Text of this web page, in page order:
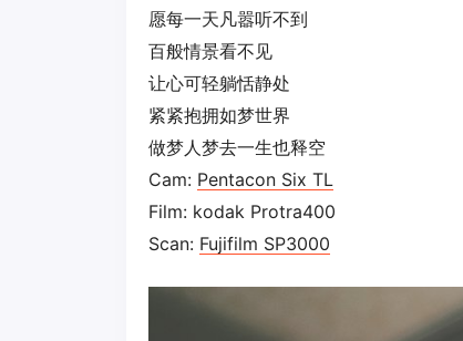
愿每一天凡嚣听不到
百般情景看不见
让心可轻躺恬静处
紧紧抱拥如梦世界
做梦人梦去一生也释空
Cam: Pentacon Six TL
Film: kodak Protra400
Scan: Fujifilm SP3000